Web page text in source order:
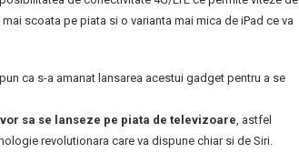
scoata pe piata si o varianta mai mica de iPad ce va
ca s-a amanat lansarea acestui gadget pentru a se
sa se lanseze pe piata de televizoare, astfel
revolutionara care va dispune chiar si de Siri.